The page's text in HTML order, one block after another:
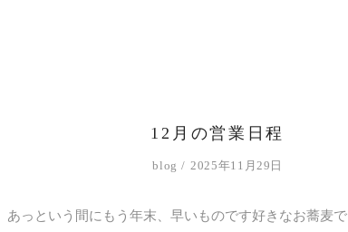
12月の営業日程
blog 2025年11月29日
っという間にもう年末、早いものです好きなお蕎麦